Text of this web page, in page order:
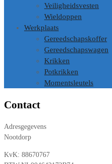
Veiligheidsvesten
Wieldoppen
Werkplaats
Gereedschapskoffer
Gereedschapswagen
Krikken
Potkrikken
Momentsleutels
Contact
Adresgegevens
Nootdorp
KvK: 88670767